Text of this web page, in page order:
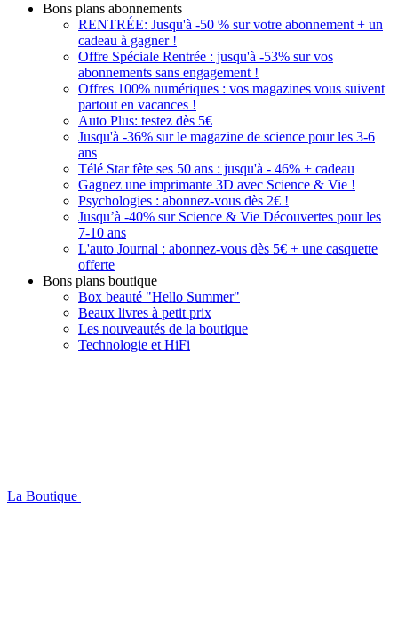
Bons plans abonnements
RENTRÉE: Jusqu'à -50 % sur votre abonnement + un
cadeau à gagner !
Offre Spéciale Rentrée : jusqu'à -53% sur vos
abonnements sans engagement !
Offres 100% numériques : vos magazines vous suivent
partout en vacances !
Auto Plus: testez dès 5€
Jusqu'à -36% sur le magazine de science pour les 3-6
ans
Télé Star fête ses 50 ans : jusqu'à - 46% + cadeau
Gagnez une imprimante 3D avec Science & Vie !
Psychologies : abonnez-vous dès 2€ !
Jusqu’à -40% sur Science & Vie Découvertes pour les
7-10 ans
L'auto Journal : abonnez-vous dès 5€ + une casquette
offerte
Bons plans boutique
Box beauté "Hello Summer"
Beaux livres à petit prix
Les nouveautés de la boutique
Technologie et HiFi
La Boutique